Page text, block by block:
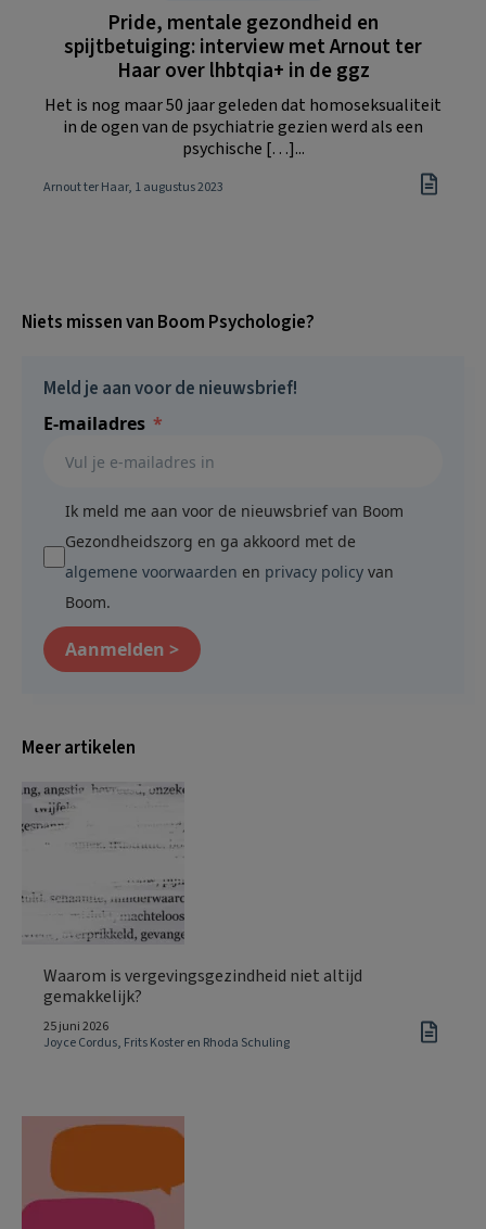
Pride, mentale gezondheid en
spijtbetuiging: interview met Arnout ter
Haar over lhbtqia+ in de ggz
Het is nog maar 50 jaar geleden dat homoseksualiteit
in de ogen van de psychiatrie gezien werd als een
psychische […]...
Arnout ter Haar, 1 augustus 2023
Niets missen van Boom Psychologie?
Meld je aan voor de nieuwsbrief!
E-mailadres
Ik meld me aan voor de nieuwsbrief van Boom
Gezondheidszorg en ga akkoord met de
algemene voorwaarden en privacy policy van
Boom.
Aanmelden >
Meer artikelen
Waarom is vergevingsgezindheid niet altijd
gemakkelijk?
25 juni 2026
Joyce Cordus, Frits Koster en Rhoda Schuling